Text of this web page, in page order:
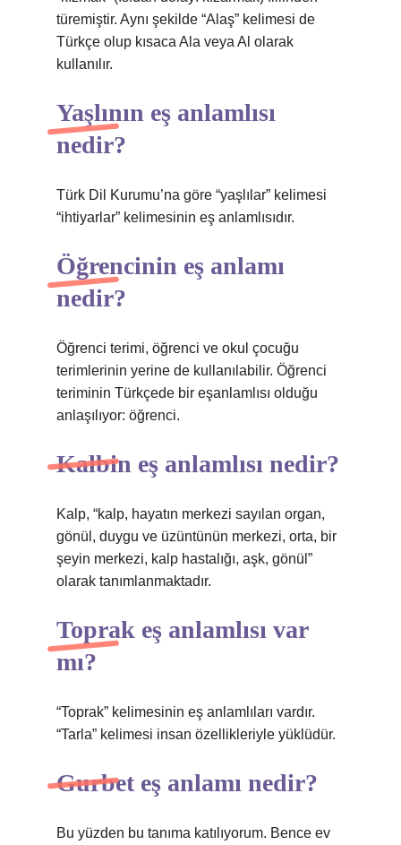
türemiştir. Aynı şekilde “Alaş” kelimesi de
Türkçe olup kısaca Ala veya Al olarak
kullanılır.
Yaşlının eş anlamlısı
nedir?
Türk Dil Kurumu’na göre “yaşlılar” kelimesi
“ihtiyarlar” kelimesinin eş anlamlısıdır.
Öğrencinin eş anlamı
nedir?
Öğrenci terimi, öğrenci ve okul çocuğu
terimlerinin yerine de kullanılabilir. Öğrenci
teriminin Türkçede bir eşanlamlısı olduğu
anlaşılıyor: öğrenci.
Kalbin eş anlamlısı nedir?
Kalp, “kalp, hayatın merkezi sayılan organ,
gönül, duygu ve üzüntünün merkezi, orta, bir
şeyin merkezi, kalp hastalığı, aşk, gönül”
olarak tanımlanmaktadır.
Toprak eş anlamlısı var
mı?
“Toprak” kelimesinin eş anlamlıları vardır.
“Tarla” kelimesi insan özellikleriyle yüklüdür.
Gurbet eş anlamı nedir?
Bu yüzden bu tanıma katılıyorum. Bence ev